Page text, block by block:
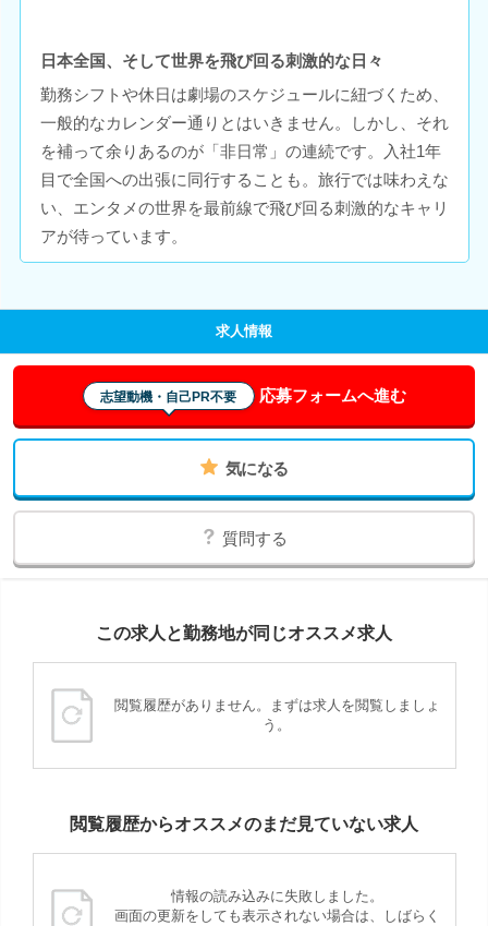
日本全国、そして世界を飛び回る刺激的な日々
勤務シフトや休日は劇場のスケジュールに紐づくため、
一般的なカレンダー通りとはいきません。しかし、それ
を補って余りあるのが「非日常」の連続です。入社1年
目で全国への出張に同行することも。旅行では味わえな
い、エンタメの世界を最前線で飛び回る刺激的なキャリ
アが待っています。
求人情報
志望動機・自己PR不要 応募フォームへ進む
気になる
質問する
この求人と勤務地が同じオススメ求人
閲覧履歴がありません。まずは求人を閲覧しましょ
う。
閲覧履歴からオススメのまだ見ていない求人
情報の読み込みに失敗しました。
画面の更新をしても表示されない場合は、しばらく